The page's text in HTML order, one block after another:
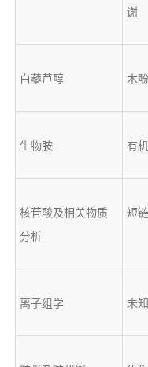
谢
白藜芦醇 木
生物胺 有
核苷酸及相关物质
分析
短
离子组学 未